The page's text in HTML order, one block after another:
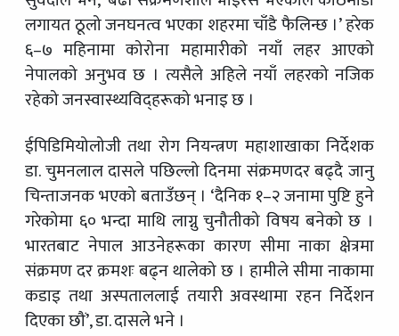
लगायत ठूलो जनघनत्व भएका शहरमा चाँडै फैलिन्छ ।’ हरेक
६–७ महिनामा कोरोना महामारीको नयाँ लहर आएको
नेपालको अनुभव छ । त्यसैले अहिले नयाँ लहरको नजिक
रहेको जनस्वास्थ्यविद्हरूको भनाइ छ ।
ईपिडिमियोलोजी तथा रोग नियन्त्रण महाशाखाका निर्देशक
डा. चुमनलाल दासले पछिल्लो दिनमा संक्रमणदर बढ्दै जानु
चिन्ताजनक भएको बताउँछन् । ‘दैनिक १–२ जनामा पुष्टि हुने
गरेकोमा ६० भन्दा माथि लाग्नु चुनौतीको विषय बनेको छ ।
भारतबाट नेपाल आउनेहरूका कारण सीमा नाका क्षेत्रमा
संक्रमण दर क्रमशः बढ्न थालेको छ । हामीले सीमा नाकामा
कडाइ तथा अस्पताललाई तयारी अवस्थामा रहन निर्देशन
दिएका छौं’, डा. दासले भने ।